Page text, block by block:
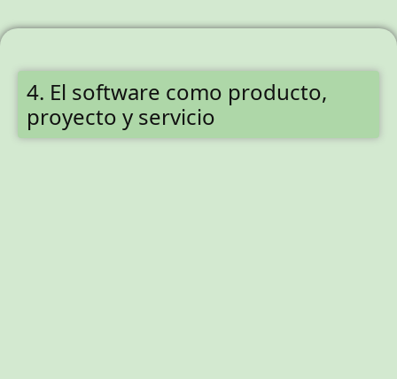
4. El software como producto,
proyecto y servicio